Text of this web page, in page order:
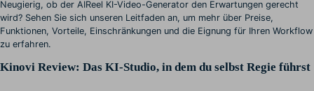
Neugierig, ob der AIReel KI-Video-Generator den Erwartungen gerecht
wird? Sehen Sie sich unseren Leitfaden an, um mehr über Preise,
Funktionen, Vorteile, Einschränkungen und die Eignung für Ihren Workflow
zu erfahren.
Kinovi Review: Das KI-Studio, in dem du selbst Regie führst